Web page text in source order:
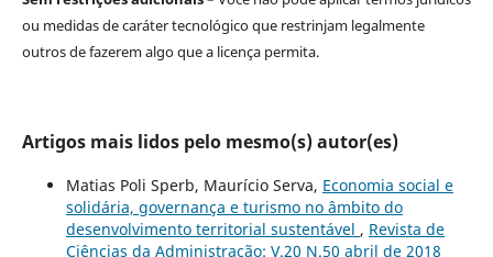
ou medidas de caráter tecnológico que restrinjam legalmente
outros de fazerem algo que a licença permita.
Artigos mais lidos pelo mesmo(s) autor(es)
Matias Poli Sperb, Maurício Serva, Economia social e
solidária, governança e turismo no âmbito do
desenvolvimento territorial sustentável , Revista de
Ciências da Administração: V.20 N.50 abril de 2018